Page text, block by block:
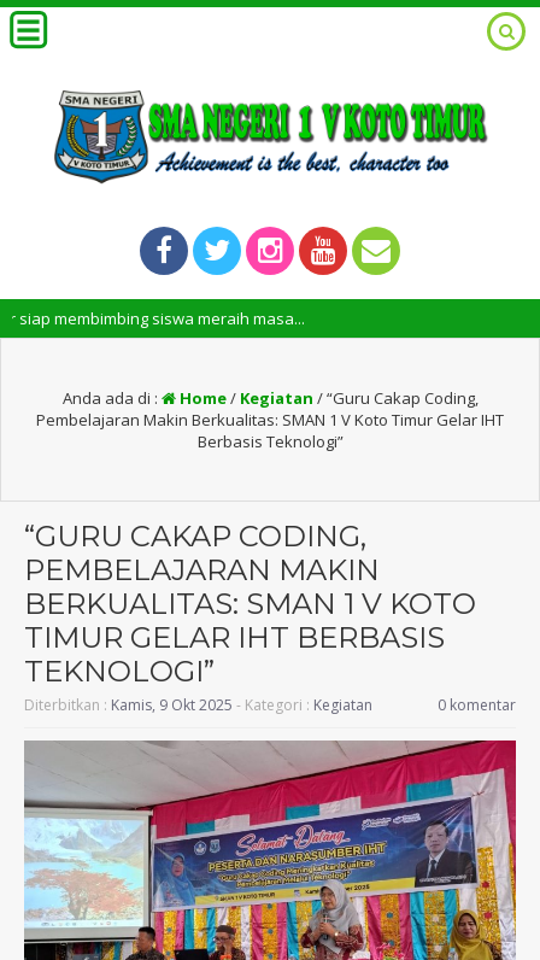
siswa meraih masa...
Anda ada di : Home/ Kegiatan /“Guru Cakap Coding,
Pembelajaran Makin Berkualitas: SMAN 1 V Koto Timur Gelar IHT
Berbasis Teknologi”
“GURU CAKAP CODING,
PEMBELAJARAN MAKIN
BERKUALITAS: SMAN 1 V KOTO
TIMUR GELAR IHT BERBASIS
TEKNOLOGI”
Diterbitkan : Kamis, 9 Okt 2025 - Kategori : Kegiatan 0 komentar